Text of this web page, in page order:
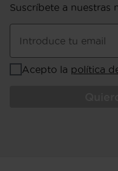
Puerta
conductor),
pasajero) con
Puerta trasera
Suscríbete a nuestras
Introduce tu email
Acepto la política